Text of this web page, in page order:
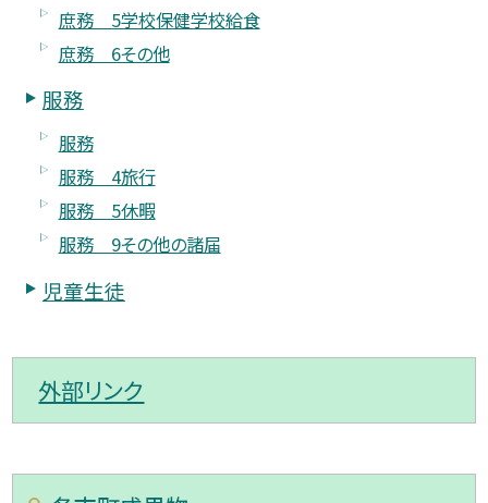
庶務 5学校保健学校給食
庶務 6その他
服務
服務
服務 4旅行
服務 5休暇
服務 9その他の諸届
児童生徒
外部リンク